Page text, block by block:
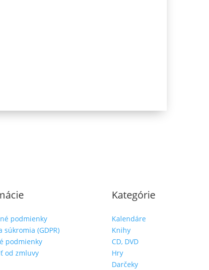
podmienky
súkromia (GDPR)
podmienky
od zmluvy
Kategórie
Kalendáre
Knihy
CD, DVD
Hry
Darčeky